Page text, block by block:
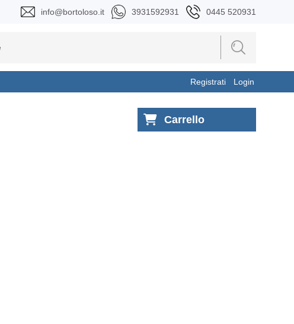
info@bortoloso.it 3931592931 0445 520931
Registrati Login
Carrello